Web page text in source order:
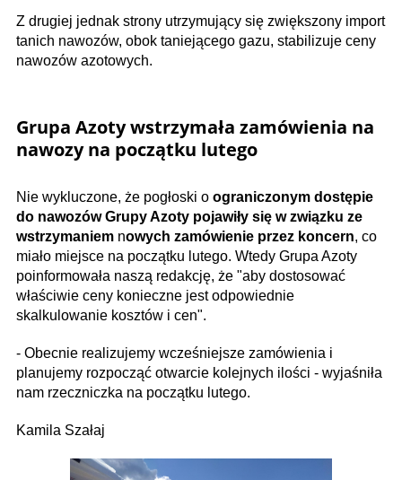
Z drugiej jednak strony utrzymujący się zwiększony import
tanich nawozów, obok taniejącego gazu, stabilizuje ceny
nawozów azotowych.
Grupa Azoty wstrzymała zamówienia na
nawozy na początku lutego
Nie wykluczone, że pogłoski o ograniczonym dostępie
do nawozów Grupy Azoty pojawiły się w związku ze
wstrzymaniem nowych zamówienie przez koncern, co
miało miejsce na początku lutego. Wtedy Grupa Azoty
poinformowała naszą redakcję, że "aby dostosować
właściwie ceny konieczne jest odpowiednie
skalkulowanie kosztów i cen".
- Obecnie realizujemy wcześniejsze zamówienia i
planujemy rozpocząć otwarcie kolejnych ilości - wyjaśniła
nam rzeczniczka na początku lutego.
Kamila Szałaj